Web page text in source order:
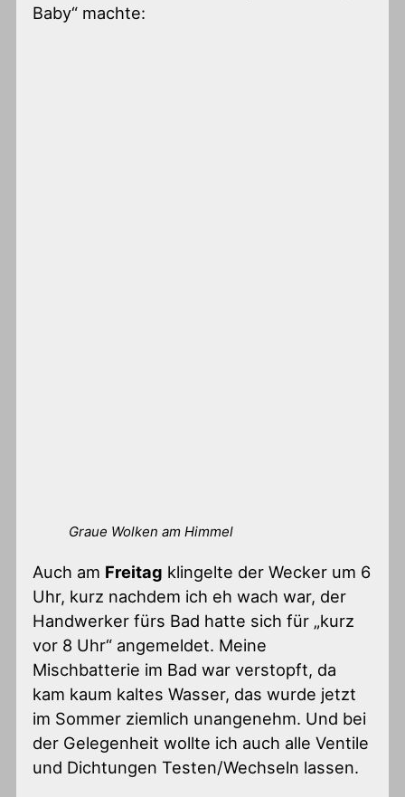
Baby“ machte:
Graue Wolken am Himmel
Auch am Freitag klingelte der Wecker um 6
Uhr, kurz nachdem ich eh wach war, der
Handwerker fürs Bad hatte sich für „kurz
vor 8 Uhr“ angemeldet. Meine
Mischbatterie im Bad war verstopft, da
kam kaum kaltes Wasser, das wurde jetzt
im Sommer ziemlich unangenehm. Und bei
der Gelegenheit wollte ich auch alle Ventile
und Dichtungen Testen/Wechseln lassen.